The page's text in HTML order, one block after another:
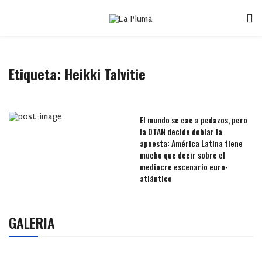
Etiqueta: Heikki Talvitie
El mundo se cae a pedazos, pero
la OTAN decide doblar la
apuesta: América Latina tiene
mucho que decir sobre el
mediocre escenario euro-
atlántico
GALERIA